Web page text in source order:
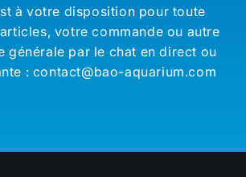
à votre disposition pour toute
votre commande ou autre
générale par le chat en direct ou
: contact@bao-aquarium.com